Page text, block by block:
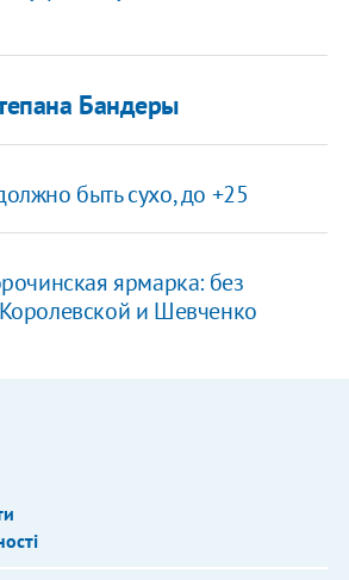
Бандеры
быть сухо, до +25
ярмарка: без
и Шевченко